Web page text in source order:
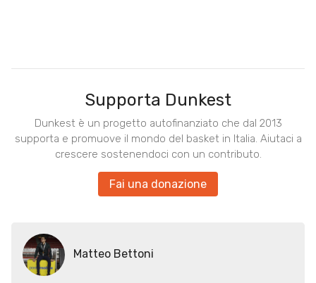
Supporta Dunkest
Dunkest è un progetto autofinanziato che dal 2013
supporta e promuove il mondo del basket in Italia. Aiutaci a
crescere sostenendoci con un contributo.
Fai una donazione
Matteo Bettoni